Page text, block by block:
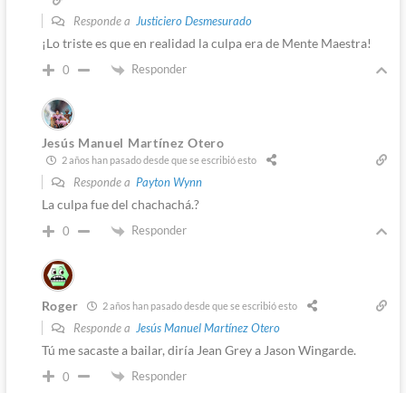
Responde a Justiciero Desmesurado
¡Lo triste es que en realidad la culpa era de Mente Maestra!
0 Responder
Jesús Manuel Martínez Otero
2 años han pasado desde que se escribió esto
Responde a Payton Wynn
La culpa fue del chachachá.?
0 Responder
Roger 2 años han pasado desde que se escribió esto
Responde a Jesús Manuel Martínez Otero
Tú me sacaste a bailar, diría Jean Grey a Jason Wingarde.
0 Responder